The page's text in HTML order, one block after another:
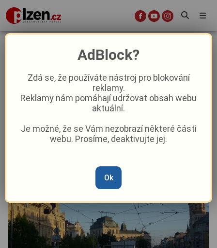
Jak se baví Plzeň během druhého
červnového týdne?
Z Plzně
8. 6. 2025|14:31
AdBlock?
Zdá se, že používáte nástroj pro blokování
reklamy.
Reklamy nám pomáhají udržovat obsah webu
aktuální.
Je možné, že se Vám nezobrazí některé části
webu. Prosíme, deaktivujte jej.
Ok